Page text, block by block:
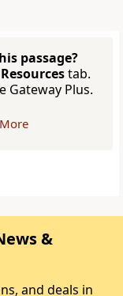
passage?
Resourcestab.
Gateway Plus.
&
and deals in